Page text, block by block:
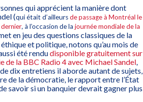
qui apprécient la manière dont
(qui était d’ailleursde passage à Montréal le
, à l’occasion de la journée mondiale de la
en jeu des questions classiques de la
et politique, notons qu’au mois de
été rendudisponible gratuitement sur
de la BBC Radio 4 avec Michael Sandel
dix entretiens il aborde autant de sujets,
de la démocratie, le rapport entre l’État
savoir si un banquier devrait gagner plus